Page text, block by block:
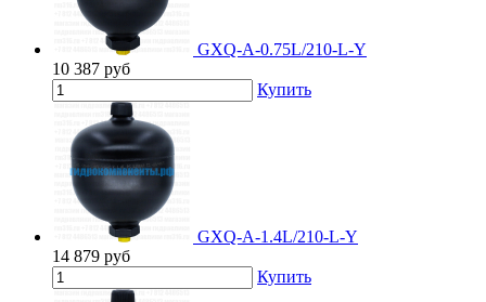
GXQ-A-0.75L/210-L-Y
10 387 руб
Купить
GXQ-A-1.4L/210-L-Y
14 879 руб
Купить